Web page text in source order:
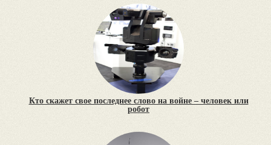
Кто скажет свое последнее слово на войне – человек или
робот